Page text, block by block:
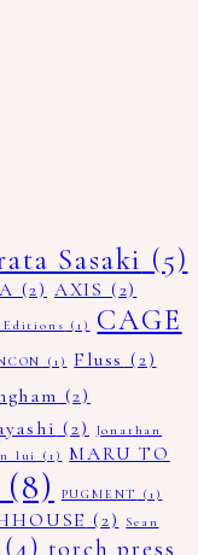
Sasaki (5)
(2) AXIS (2)
Editions (1)
CAGE
(1) Fluss (2)
(2)
(2)
Jonathan
lui (1)
MARU TO
(8) PUGMENT (1)
(2)
Sean
(4)